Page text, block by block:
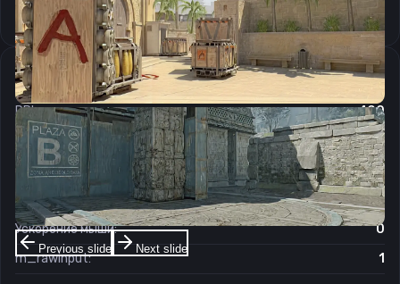
Previous slide Next slide
Скопировать
Настройки мыши
DPI:
400
Чувствительность мыши в игре:
1.34
Чувствительность мыши в зуме:
1
Чувствительность мыши в Windows:
6/11
Ускорение мыши:
0
m_rawinput:
1